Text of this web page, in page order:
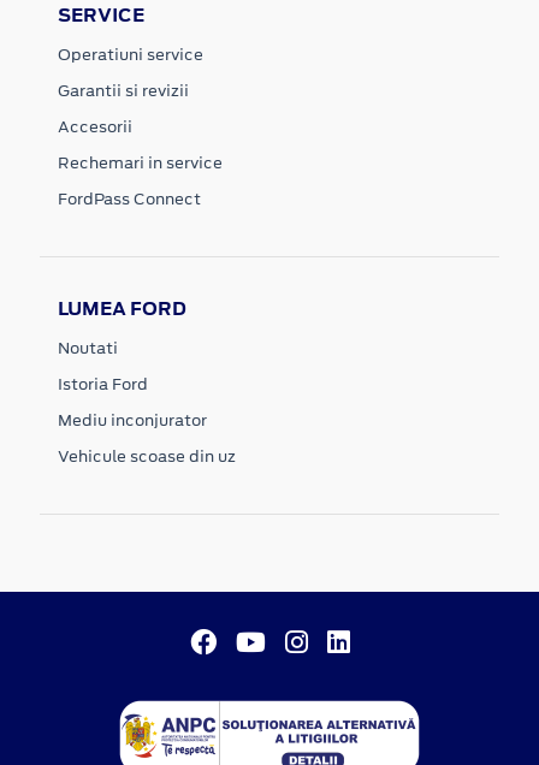
SERVICE
Operatiuni service
Garantii si revizii
Accesorii
Rechemari in service
FordPass Connect
LUMEA FORD
Noutati
Istoria Ford
Mediu inconjurator
Vehicule scoase din uz